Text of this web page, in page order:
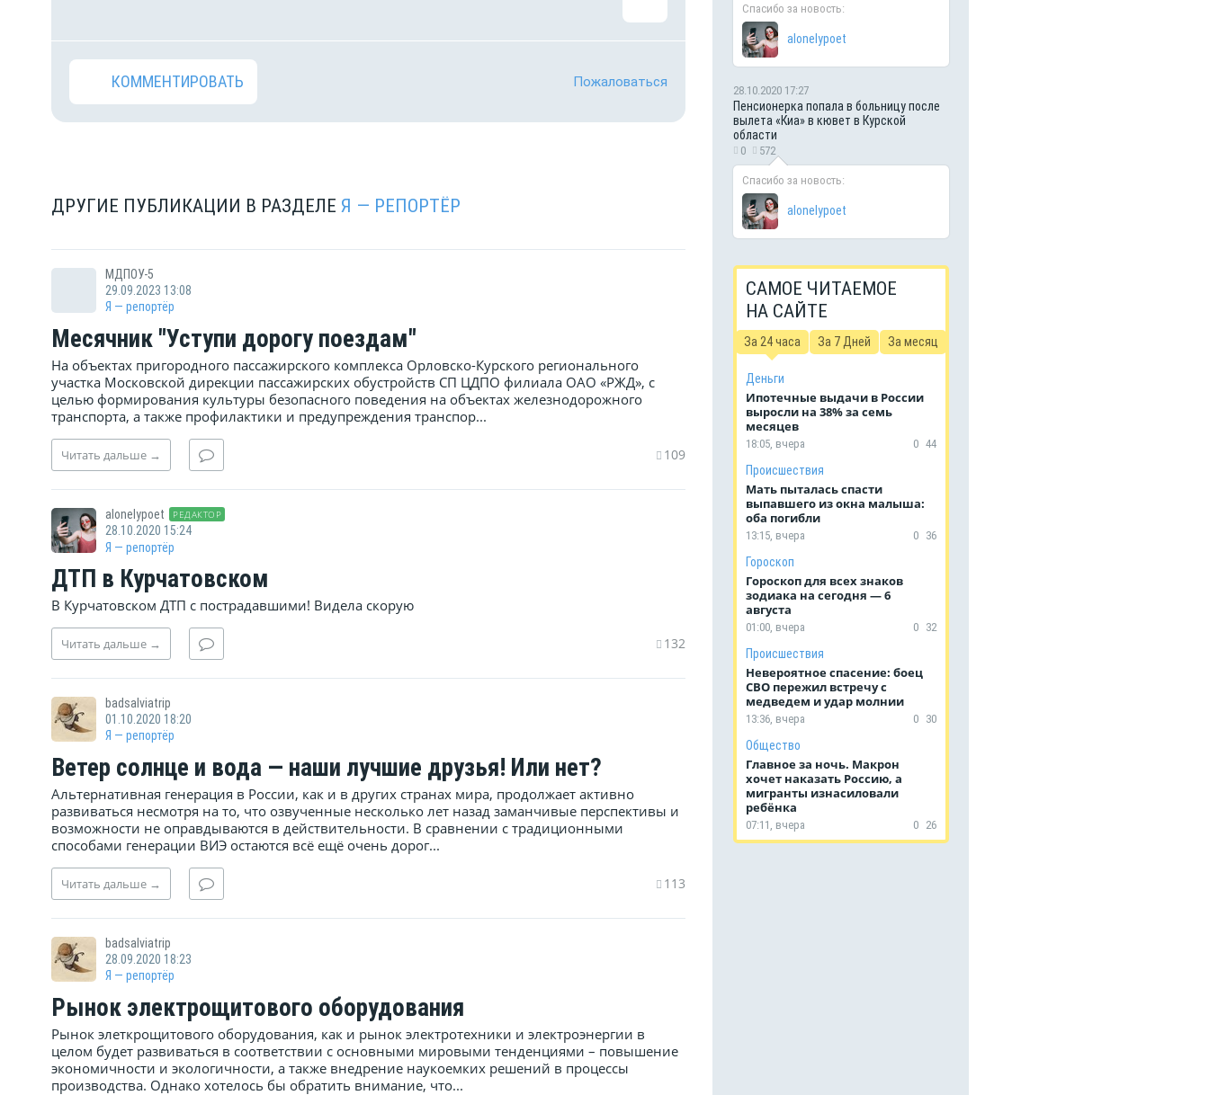
КОММЕНТИРОВАТЬ Пожаловаться
ДРУГИЕ ПУБЛИКАЦИИ В РАЗДЕЛЕ Я — РЕПОРТЁР
МДПОУ-5
29.09.2023 13:08
Я — репортёр
Месячник "Уступи дорогу поездам"
На объектах пригородного пассажирского комплекса Орловско-Курского регионального
участка Московской дирекции пассажирских обустройств СП ЦДПО филиала ОАО «РЖД», с
целью формирования культуры безопасного поведения на объектах железнодорожного
транспорта, а также профилактики и предупреждения транспор...
Читать дальше → 109
alonelypoet РЕДАКТОР
28.10.2020 15:24
Я — репортёр
ДТП в Курчатовском
В Курчатовском ДТП с пострадавшими! Видела скорую
Читать дальше → 132
badsalviatrip
01.10.2020 18:20
Я — репортёр
Ветер солнце и вода — наши лучшие друзья! Или нет?
Альтернативная генерация в России, как и в других странах мира, продолжает активно
развиваться несмотря на то, что озвученные несколько лет назад заманчивые перспективы и
возможности не оправдываются в действительности. В сравнении с традиционными
способами генерации ВИЭ остаются всё ещё очень дорог...
Читать дальше → 113
badsalviatrip
28.09.2020 18:23
Я — репортёр
Рынок электрощитового оборудования
Рынок элеткрощитового оборудования, как и рынок электротехники и электроэнергии в
целом будет развиваться в соответствии с основными мировыми тенденциями – повышение
экономичности и экологичности, а также внедрение наукоемких решений в процессы
производства. Однако хотелось бы обратить внимание, что...
Спасибо за новость:
alonelypoet
28.10.2020 17:27
Пенсионерка попала в больницу после
вылета «Киа» в кювет в Курской
области
0 572
Спасибо за новость:
alonelypoet
САМОЕ ЧИТАЕМОЕ
НА САЙТЕ
За 24 часа За 7 Дней За месяц
Деньги
Ипотечные выдачи в России
выросли на 38% за семь
месяцев
18:05, вчера 0 44
Происшествия
Мать пыталась спасти
выпавшего из окна малыша:
оба погибли
13:15, вчера 0 36
Гороскоп
Гороскоп для всех знаков
зодиака на сегодня — 6
августа
01:00, вчера 0 32
Происшествия
Невероятное спасение: боец
СВО пережил встречу с
медведем и удар молнии
13:36, вчера 0 30
Общество
Главное за ночь. Макрон
хочет наказать Россию, а
мигранты изнасиловали
ребёнка
07:11, вчера 0 26